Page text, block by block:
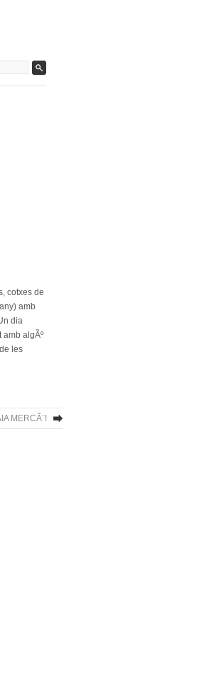
cotxes de
amb
dia
algÃº
les
MERCÃ¨!